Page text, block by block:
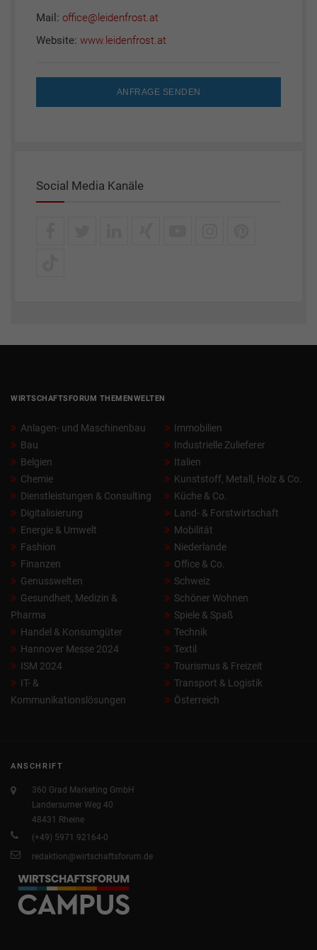
Mail: office@leidenfrost.at
Website: www.leidenfrost.at
ANFRAGE SENDEN
Social Media Kanäle
WIRTSCHAFTSFORUM THEMENWELTEN
Anlagen- und Maschinenbau
Bau
Belgien
Chemie
Dienstleistungen & Consulting
Digitalisierung
Energie & Umwelt
Fashion
Finanzen
Genusswelten
Gesundheit, Medizin &
Pharma
Handel & Konsumgüter
Hannover Messe 2024
ISM 2024
IT- &
Kommunikationslösungen
Immobilien
Industrielle Zulieferer
Italien
Kunststoff, Metall, Holz & Co.
Küche & Co.
Land- & Forstwirtschaft
Mobilität
Niederlande
Office & Co.
Schweiz
Schöner Wohnen
Spiele & Spaß
Technik
Textil
Tourismus & Freizeit
Transport & Logistik
Österreich
ANSCHRIFT
360 Grad Marketing GmbH
Landersumer Weg 40
48431 Rheine
(+49) 5971 92164-0
redaktion@wirtschaftsforum.de